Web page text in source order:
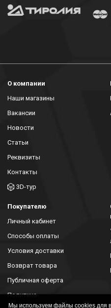
О компании
Наши магазины
Вакансии
Новости
Статьи
Реквизиты
Контакты
3D-тур
Покупателю
Личный кабинет
Способы оплаты
Условия доставки
Возврат товара
Публичная оферта
Политика
конфиденциальности
Мы используем файлы cookies для